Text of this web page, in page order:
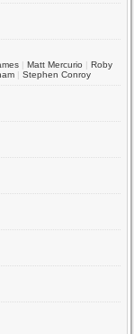
|Matt Mercurio |Roby
|Stephen Conroy